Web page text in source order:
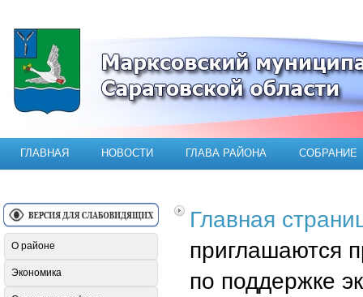
Официальный сайт Марксовского
ГЛАВНАЯ НОВОСТИ ГЛАВА РАЙОНА СОБРАНИЕ
Главная
приглашаются
по поддержке
О районе
Экономика